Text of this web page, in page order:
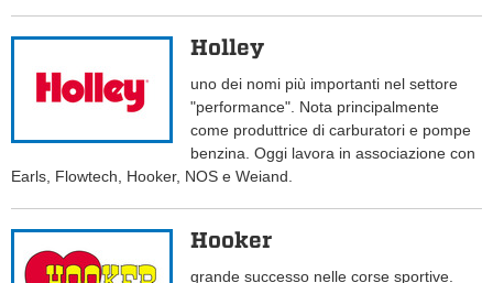
Holley
uno dei nomi più importanti nel settore
"performance". Nota principalmente
come produttrice di carburatori e pompe
benzina. Oggi lavora in associazione con
Earls, Flowtech, Hooker, NOS e Weiand.
Hooker
grande successo nelle corse sportive.